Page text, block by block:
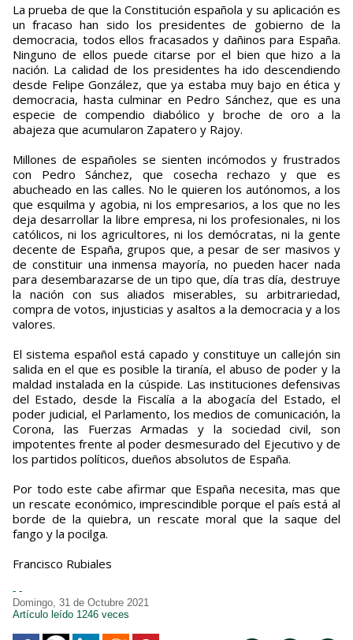
La prueba de que la Constitución española y su aplicación es
un fracaso han sido los presidentes de gobierno de la
democracia, todos ellos fracasados y dañinos para España.
Ninguno de ellos puede citarse por el bien que hizo a la
nación. La calidad de los presidentes ha ido descendiendo
desde Felipe González, que ya estaba muy bajo en ética y
democracia, hasta culminar en Pedro Sánchez, que es una
especie de compendio diabólico y broche de oro a la
abajeza que acumularon Zapatero y Rajoy.
Millones de españoles se sienten incómodos y frustrados
con Pedro Sánchez, que cosecha rechazo y que es
abucheado en las calles. No le quieren los autónomos, a los
que esquilma y agobia, ni los empresarios, a los que no les
deja desarrollar la libre empresa, ni los profesionales, ni los
católicos, ni los agricultores, ni los demócratas, ni la gente
decente de España, grupos que, a pesar de ser masivos y
de constituir una inmensa mayoría, no pueden hacer nada
para desembarazarse de un tipo que, día tras día, destruye
la nación con sus aliados miserables, su arbitrariedad,
compra de votos, injusticias y asaltos a la democracia y a los
valores.
El sistema español está capado y constituye un callejón sin
salida en el que es posible la tiranía, el abuso de poder y la
maldad instalada en la cúspide. Las instituciones defensivas
del Estado, desde la Fiscalía a la abogacía del Estado, el
poder judicial, el Parlamento, los medios de comunicación, la
Corona, las Fuerzas Armadas y la sociedad civil, son
impotentes frente al poder desmesurado del Ejecutivo y de
los partidos políticos, dueños absolutos de España.
Por todo este cabe afirmar que España necesita, mas que
un rescate económico, imprescindible porque el país está al
borde de la quiebra, un rescate moral que la saque del
fango y la pocilga.
Francisco Rubiales
- -
Domingo, 31 de Octubre 2021
Artículo leído 1246 veces